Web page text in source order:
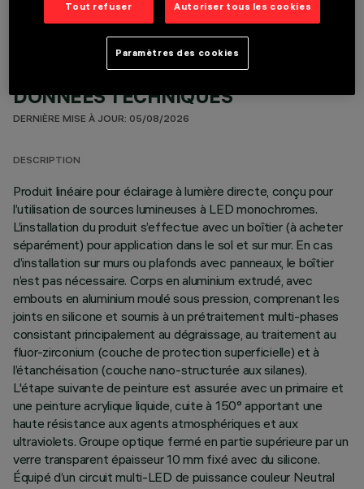
DONNÉES TECHNIQUES
DERNIÈRE MISE À JOUR: 05/08/2026
DESCRIPTION
Produit linéaire pour éclairage à lumière directe, conçu pour
l’utilisation de sources lumineuses à LED monochromes.
L’installation du produit s’effectue avec un boîtier (à acheter
séparément) pour application dans le sol et sur mur. En cas
d’installation sur murs ou plafonds avec panneaux, le boîtier
n’est pas nécessaire. Corps en aluminium extrudé, avec
embouts en aluminium moulé sous pression, comprenant les
joints en silicone et soumis à un prétraitement multi-phases
consistant principalement au dégraissage, au traitement au
fluor-zirconium (couche de protection superficielle) et à
l’étanchéisation (couche nano-structurée aux silanes).
L'étape suivante de peinture est assurée avec un primaire et
une peinture acrylique liquide, cuite à 150° apportant une
haute résistance aux agents atmosphériques et aux
ultraviolets. Groupe optique fermé en partie supérieure par un
verre transparent épaisseur 10 mm fixé avec du silicone.
Équipé d’un circuit multi-LED de puissance couleur Neutral
Tout refuser Autoriser tous les cookies
Paramètres des cookies